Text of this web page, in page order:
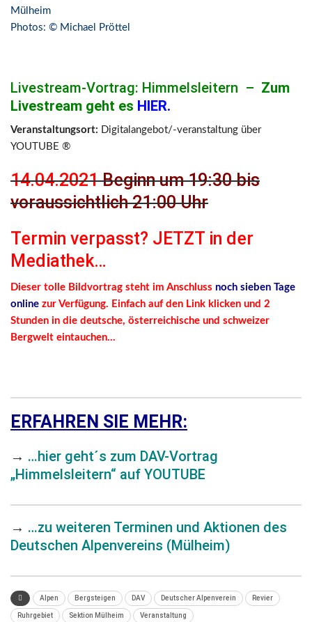
Mülheim
Photos: © Michael Pröttel
Livestream-Vortrag: Himmelsleitern – Zum
Livestream geht es HIER.
Veranstaltungsort: Digitalangebot/-veranstaltung über
YOUTUBE ®
14.04.2021Beginn um 19:30 bis
voraussichtlich 21:00 Uhr
Termin verpasst? JETZT in der
Mediathek…
Dieser tolle Bildvortrag steht im Anschluss noch sieben Tage
online zur Verfügung. Einfach auf den Link klicken und 2
Stunden in die deutsche, österreichische und schweizer
Bergwelt eintauchen…
ERFAHREN SIE MEHR:
→ …hier geht´s zum DAV-Vortrag
„Himmelsleitern“ auf YOUTUBE
→ …zu weiteren Terminen und Aktionen des
Deutschen Alpenvereins (Mülheim)
Alpen Bergsteigen DAV Deutscher Alpenverein Revier
Ruhrgebiet Sektion Mülheim Veranstaltung